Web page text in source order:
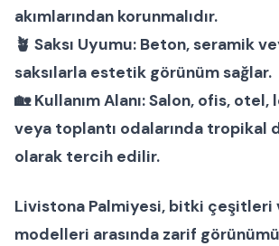
akımlarından korunmalıdır.
🪴 Saksı Uyumu: Beton, seramik
saksılarla estetik görünüm sağlar.
🏡Kullanım Alanı:Salon, ofis, otel,
veya toplantı odalarında tropikal
olarak tercih edilir.
Livistona Palmiyesi, bitki çeşitleri
modelleri arasında zarif